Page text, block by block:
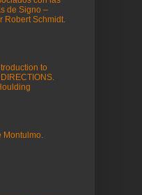
de Signo –
Robert Schmidt.
to
Montulmo.